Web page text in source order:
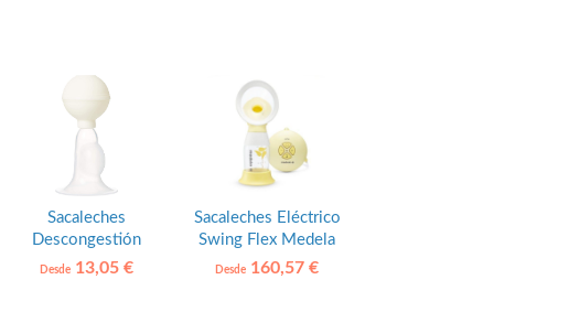
Sacaleches
Descongestión
Rápida Chicco
Desde 13,05 €
Sacaleches Eléctrico
Swing Flex Medela
Desde 160,57 €